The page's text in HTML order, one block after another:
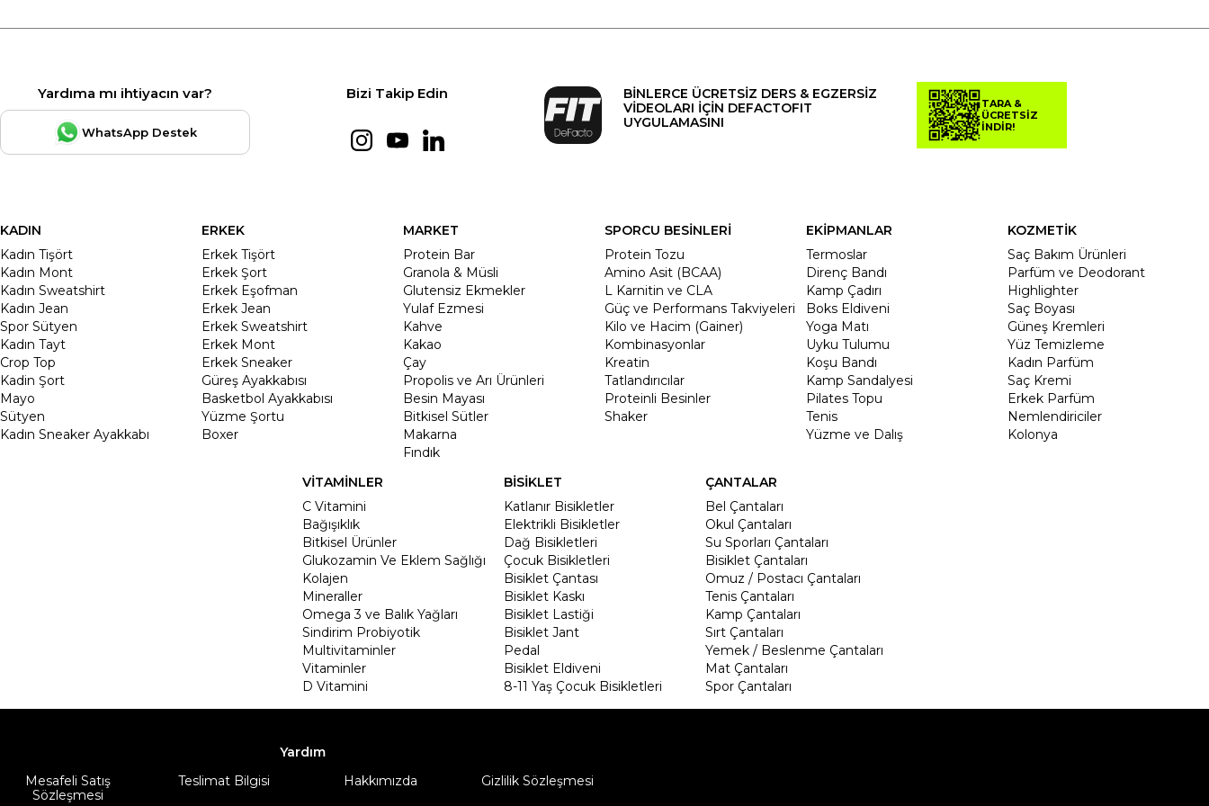
Yardıma mı ihtiyacın var?
WhatsApp Destek
Bizi Takip Edin
BİNLERCE ÜCRETSİZ DERS & EGZERSİZ
VİDEOLARI İÇİN DEFACTOFIT
UYGULAMASINI
TARA &
ÜCRETSİZ
İNDİR!
KADIN
Kadın Tişört
Kadın Mont
Kadın Sweatshirt
Kadın Jean
Spor Sütyen
Kadın Tayt
Crop Top
Kadin Şort
Mayo
Sütyen
Kadın Sneaker Ayakkabı
ERKEK
Erkek Tişört
Erkek Şort
Erkek Eşofman
Erkek Jean
Erkek Sweatshirt
Erkek Mont
Erkek Sneaker
Güreş Ayakkabısı
Basketbol Ayakkabısı
Yüzme Şortu
Boxer
MARKET
Protein Bar
Granola & Müsli
Glutensiz Ekmekler
Yulaf Ezmesi
Kahve
Kakao
Çay
Propolis ve Arı Ürünleri
Besin Mayası
Bitkisel Sütler
Makarna
Fındık
SPORCU BESİNLERİ
Protein Tozu
Amino Asit (BCAA)
L Karnitin ve CLA
Güç ve Performans Takviyeleri
Kilo ve Hacim (Gainer)
Kombinasyonlar
Kreatin
Tatlandırıcılar
Proteinli Besinler
Shaker
EKİPMANLAR
Termoslar
Direnç Bandı
Kamp Çadırı
Boks Eldiveni
Yoga Matı
Uyku Tulumu
Koşu Bandı
Kamp Sandalyesi
Pilates Topu
Tenis
Yüzme ve Dalış
KOZMETİK
Saç Bakım Ürünleri
Parfüm ve Deodorant
Highlighter
Saç Boyası
Güneş Kremleri
Yüz Temizleme
Kadın Parfüm
Saç Kremi
Erkek Parfüm
Nemlendiriciler
Kolonya
VİTAMİNLER
C Vitamini
Bağışıklık
Bitkisel Ürünler
Glukozamin Ve Eklem Sağlığı
Kolajen
Mineraller
Omega 3 ve Balık Yağları
Sindirim Probiyotik
Multivitaminler
Vitaminler
D Vitamini
BİSİKLET
Katlanır Bisikletler
Elektrikli Bisikletler
Dağ Bisikletleri
Çocuk Bisikletleri
Bisiklet Çantası
Bisiklet Kaskı
Bisiklet Lastiği
Bisiklet Jant
Pedal
Bisiklet Eldiveni
8-11 Yaş Çocuk Bisikletleri
ÇANTALAR
Bel Çantaları
Okul Çantaları
Su Sporları Çantaları
Bisiklet Çantaları
Omuz / Postacı Çantaları
Tenis Çantaları
Kamp Çantaları
Sırt Çantaları
Yemek / Beslenme Çantaları
Mat Çantaları
Spor Çantaları
Yardım
Mesafeli Satış
Sözleşmesi
Teslimat Bilgisi Hakkımızda Gizlilik Sözleşmesi